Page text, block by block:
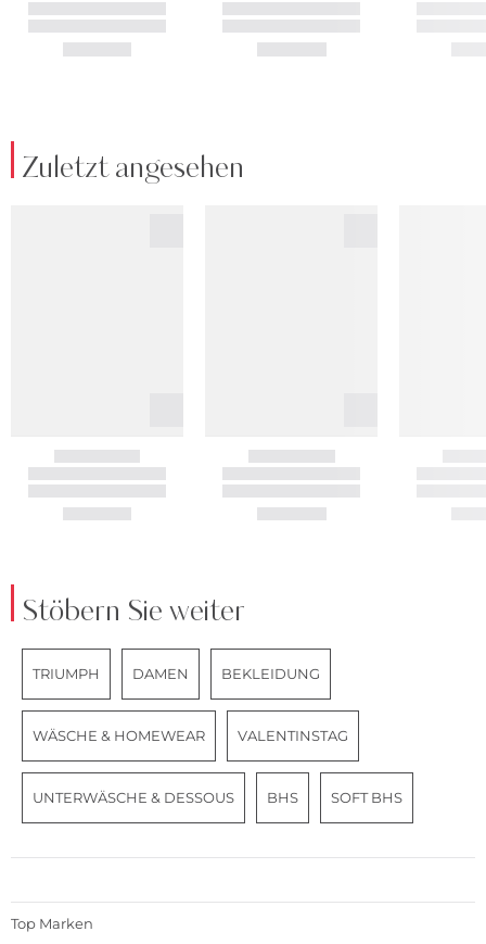
Zuletzt angesehen
Stöbern Sie weiter
TRIUMPH DAMEN BEKLEIDUNG
WÄSCHE & HOMEWEAR VALENTINSTAG
UNTERWÄSCHE & DESSOUS BHS SOFT BHS
Top Marken